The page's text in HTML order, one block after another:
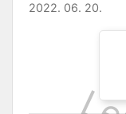
2022. 06. 20.